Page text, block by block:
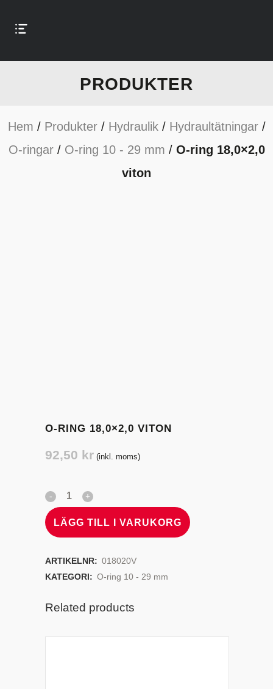
PRODUKTER
Hem / Produkter/ Hydraulik/ Hydraultätningar/
O-ringar/ O-ring 10 - 29 mm / O-ring 18,0×2,0
viton
O-RING 18,0×2,0 VITON
92,50 kr (inkl. moms)
LÄGG TILL I VARUKORG
ARTIKELNR: 018020V
KATEGORI: O-ring 10 - 29 mm
Related products